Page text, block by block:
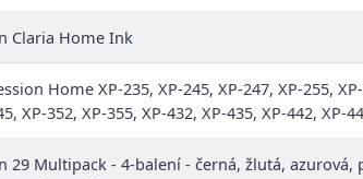
Claria Home Ink
Home XP-235, XP-245, XP-247, XP-255,
XP-352, XP-355, XP-432, XP-435, XP-442, XP-
29 Multipack - 4-balení - černá, žlutá,